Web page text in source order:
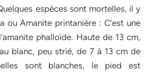
espèces sont mortelles, il y
ou Amanite printanière : C’est une
phalloïde. Haute de 13 cm,
blanc, peu strié, de 7 à 13 cm de
sont blanches, le pied est